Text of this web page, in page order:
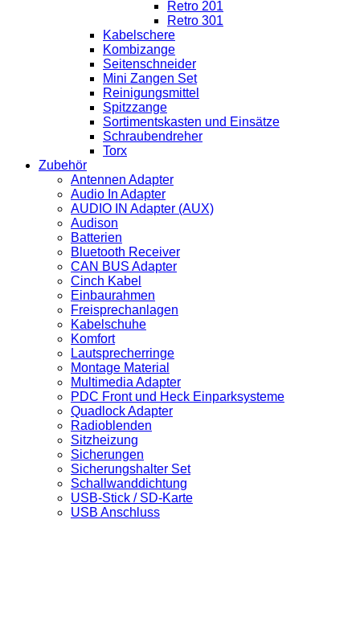
Retro 201
Retro 301
Kabelschere
Kombizange
Seitenschneider
Mini Zangen Set
Reinigungsmittel
Spitzzange
Sortimentskasten und Einsätze
Schraubendreher
Torx
Zubehör
Antennen Adapter
Audio In Adapter
AUDIO IN Adapter (AUX)
Audison
Batterien
Bluetooth Receiver
CAN BUS Adapter
Cinch Kabel
Einbaurahmen
Freisprechanlagen
Kabelschuhe
Komfort
Lautsprecherringe
Montage Material
Multimedia Adapter
PDC Front und Heck Einparksysteme
Quadlock Adapter
Radioblenden
Sitzheizung
Sicherungen
Sicherungshalter Set
Schallwanddichtung
USB-Stick / SD-Karte
USB Anschluss